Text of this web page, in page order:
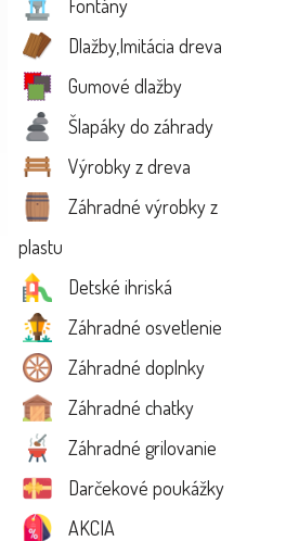
Fontány
Dlažby,Imitácia dreva
Gumové dlažby
Šlapáky do záhrady
Výrobky z dreva
Záhradné výrobky z
plastu
Detské ihriská
Záhradné osvetlenie
Záhradné doplnky
Záhradné chatky
Záhradné grilovanie
Darčekové poukážky
AKCIA